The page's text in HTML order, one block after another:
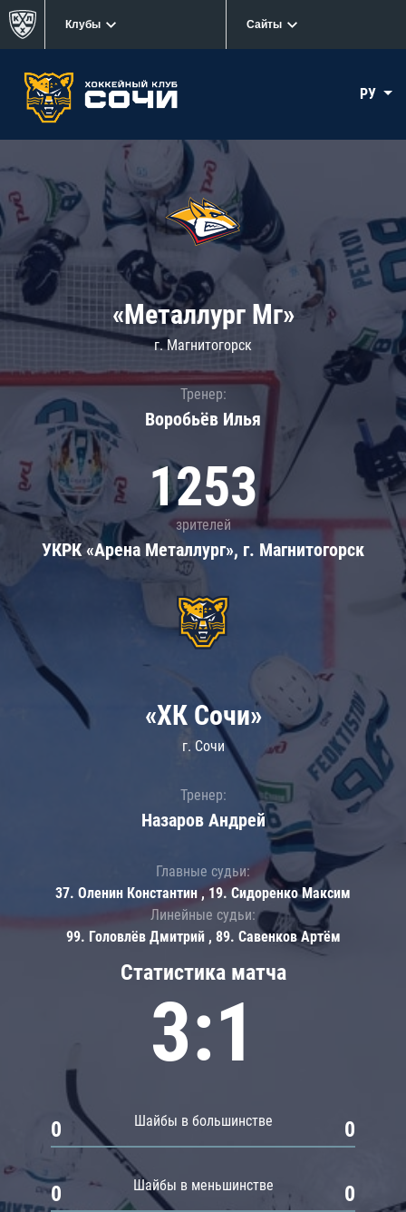
Клубы Сайты
РУ
«Металлург Мг»
г. Магнитогорск
Тренер:
Воробьёв Илья
1253
зрителей
УКРК «Арена Металлург», г. Магнитогорск
Статистика матча
3:1
Шайбы в большинстве
0 0
Шайбы в меньшинстве
0 0
«ХК Сочи»
г. Сочи
Тренер:
Назаров Андрей
Главные судьи:
37. Оленин Константин , 19. Сидоренко Максим
Линейные судьи:
99. Головлёв Дмитрий , 89. Савенков Артём